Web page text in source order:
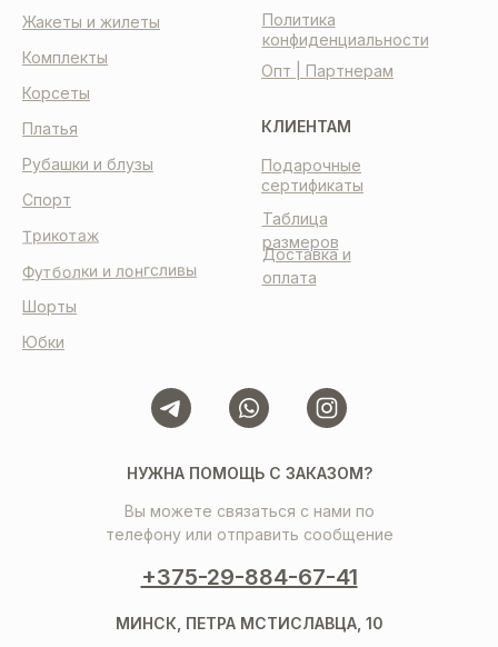
КЛИЕНТАМ
Таблица
размеров
Доставка и
оплата
Подарочные
сертификаты
НУЖНА ПОМОЩЬ С ЗАКАЗОМ?
Вы можете связаться с нами по
телефону или отправить сообщение
+375-29-884-67-41
МИНСК, ПЕТРА МСТИСЛАВЦА, 10
Политика
конфиденциальности
Опт | Партнерам
Корсеты
Платья
Комплекты
Шорты
Спорт
Рубашки и блузы
Жакеты и жилеты
Трикотаж
Футболки и лонгсливы
Юбки